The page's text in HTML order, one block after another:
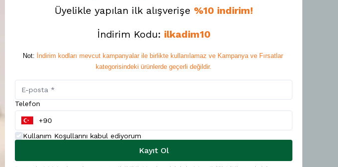
11/12/2025
Üyelikle yapılan ilk alışverişe %10 indirim!
İndirim Kodu: ilkadim10
Not: İndirim kodları mevcut kampanyalar ile birlikte kullanılamaz ve Kampanya ve Fırsatlar
kategorisindeki ürünlerde geçerli değildir.
Telefon
Kullanım Koşullarını kabul ediyorum
Kayıt Ol